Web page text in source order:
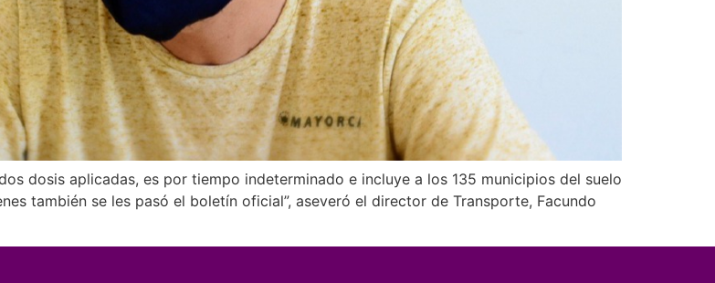
dosis aplicadas, es por tiempo indeterminado e incluye a los 135 municipios del suelo
también se les pasó el boletín oficial”, aseveró el director de Transporte, Facundo